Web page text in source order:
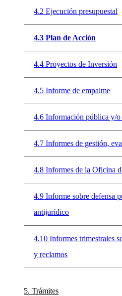
4.2 Ejecución presupuestal
4.3 Plan de Acción
4.4 Proyectos de Inversión
4.5 Informe de empalme
4.6 Información pública y/o
4.7 Informes de gestión,
4.8 Informes de la Oficina
4.9 Informe sobre defensa
antijurídico
4.10 Informes trimestrales
y reclamos
5. Trámites